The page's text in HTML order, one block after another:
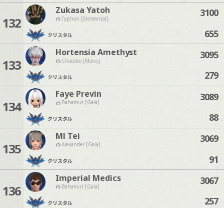
132
Zukasa Yatoh
Typhon [Elemental]
クリスタル
3100
655
133
Hortensia Amethyst
Chocobo [Mana]
クリスタル
3095
279
134
Faye Previn
Bahamut [Gaia]
クリスタル
3089
88
135
Ml Tei
Alexander [Gaia]
クリスタル
3069
91
136
Imperial Medics
Bahamut [Gaia]
クリスタル
3067
257